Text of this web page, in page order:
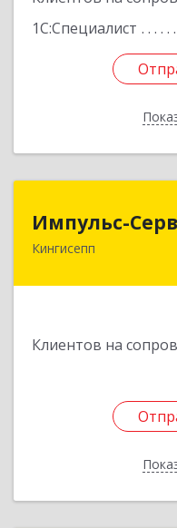
1С:Специалист
Импульс-
Кингисепп
Клиентов на
188480,